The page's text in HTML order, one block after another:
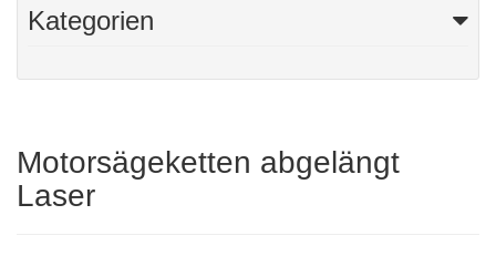
Kategorien
Motorsägeketten abgelängt
Laser